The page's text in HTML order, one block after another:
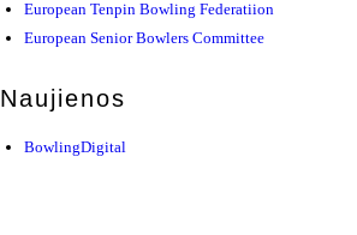
European Tenpin Bowling Federatiion
European Senior Bowlers Committee
Naujienos
BowlingDigital